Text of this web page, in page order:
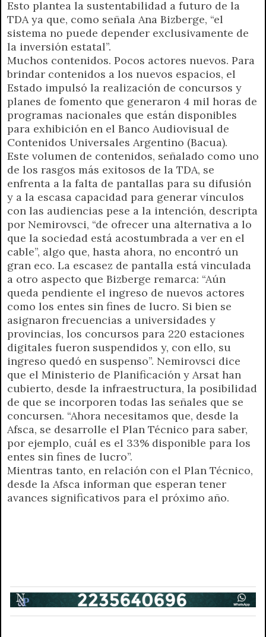
Esto plantea la sustentabilidad a futuro de la
TDA ya que, como señala Ana Bizberge, “el
sistema no puede depender exclusivamente de
la inversión estatal”.
Muchos contenidos. Pocos actores nuevos. Para
brindar contenidos a los nuevos espacios, el
Estado impulsó la realización de concursos y
planes de fomento que generaron 4 mil horas de
programas nacionales que están disponibles
para exhibición en el Banco Audiovisual de
Contenidos Universales Argentino (Bacua).
Este volumen de contenidos, señalado como uno
de los rasgos más exitosos de la TDA, se
enfrenta a la falta de pantallas para su difusión
y a la escasa capacidad para generar vínculos
con las audiencias pese a la intención, descripta
por Nemirovsci, “de ofrecer una alternativa a lo
que la sociedad está acostumbrada a ver en el
cable”, algo que, hasta ahora, no encontró un
gran eco. La escasez de pantalla está vinculada
a otro aspecto que Bizberge remarca: “Aún
queda pendiente el ingreso de nuevos actores
como los entes sin fines de lucro. Si bien se
asignaron frecuencias a universidades y
provincias, los concursos para 220 estaciones
digitales fueron suspendidos y, con ello, su
ingreso quedó en suspenso”. Nemirovsci dice
que el Ministerio de Planificación y Arsat han
cubierto, desde la infraestructura, la posibilidad
de que se incorporen todas las señales que se
concursen. “Ahora necesitamos que, desde la
Afsca, se desarrolle el Plan Técnico para saber,
por ejemplo, cuál es el 33% disponible para los
entes sin fines de lucro”.
Mientras tanto, en relación con el Plan Técnico,
desde la Afsca informan que esperan tener
avances significativos para el próximo año.